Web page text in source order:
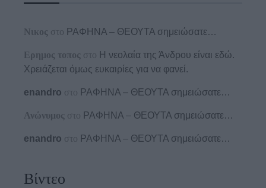
Νικος στο ΡΑΦΗΝΑ – ΘΕΟΥΤΑ σημειώσατε…
Ερημος τοπος στο Η νεολαία της Άνδρου είναι εδώ.
Χρειάζεται όμως ευκαιρίες για να φανεί.
enandro στο ΡΑΦΗΝΑ – ΘΕΟΥΤΑ σημειώσατε…
Ανώνυμος στο ΡΑΦΗΝΑ – ΘΕΟΥΤΑ σημειώσατε…
enandro στο ΡΑΦΗΝΑ – ΘΕΟΥΤΑ σημειώσατε…
Βίντεο